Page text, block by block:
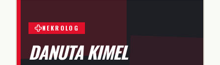
NEKROLOG
DANUTA KIMEL